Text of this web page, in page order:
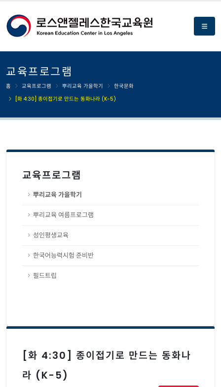
교육프로그램
홈 교육프로그램 뿌리교육 가을학기
한국문화
[화 4:30] 종이접기로 만드는 동화나라 (K-5)
교육프로그램
뿌리교육 가을학기
뿌리교육 여름프로그램
성인평생교육
한국어능력시험 준비반
필드트립
[화 4:30] 종이접기로 만드는 동화나
라 (K-5)